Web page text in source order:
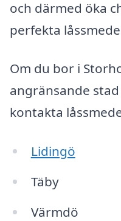
och därmed öka
perfekta
Om du bor i
angränsande
kontakta
Lidingö
Täby
Värmdö